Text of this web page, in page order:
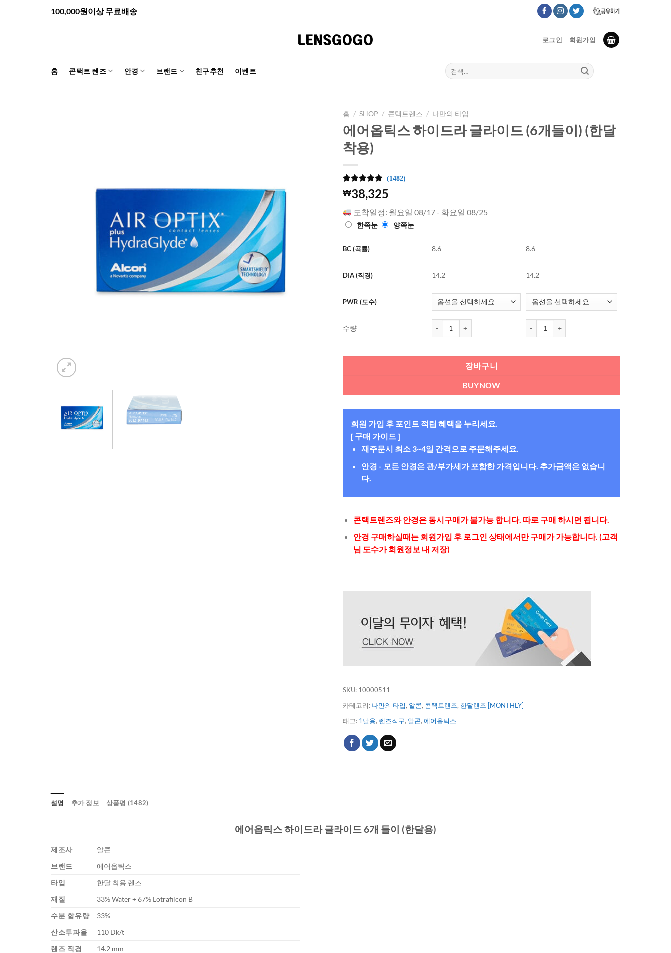
100,000원이상 무료배송
로그인 회원가입
홈 콘택트 렌즈 안경 브랜드 친구추천 이벤트
검
색:
홈 / SHOP / 콘택트렌즈 / 나만의 타입
에어옵틱스 하이드라 글라이드 (6개들이) (한달
착용)
4.97개의
고객 평가
로 5점 만
점에
1482
점으
로 평가됨
(1482)
₩38,325
도착일정: 월요일 08/17 - 화요일 08/25
한쪽눈 양쪽눈
BC (곡률) 8.6
DIA (직경) 14.2
PWR (도수)
수량
8.6
14.2
장바구니
BUYNOW
회원 가입 후 포인트 적립 혜택을 누리세요.
[ 구매 가이드 ]
재주문시 최소 3~4일 간격으로 주문해주세요.
안경 - 모든 안경은 관/부가세가 포함한 가격입니다. 추가금액은 없습니
다.
콘택트렌즈와 안경은 동시구매가 불가능 합니다. 따로 구매 하시면 됩니다.
안경 구매하실때는 회원가입 후 로그인 상태에서만 구매가 가능합니다. (고객
님 도수가 회원정보 내 저장)
SKU: 10000511
카테고리: 나만의 타입, 알콘, 콘택트렌즈, 한달렌즈 [MONTHLY]
태그: 1달용, 렌즈직구, 알콘, 에어옵틱스
설명 추가 정보 상품평 (1482)
에어옵틱스 하이드라 글라이드 6개 들이 (한달용)
제조사
알콘
브랜드
에어옵틱스
타입
한달 착용 렌즈
재질
33% Water + 67% Lotrafilcon B
수분 함유량
33%
산소투과율
110 Dk/t
렌즈 직경
14.2 mm